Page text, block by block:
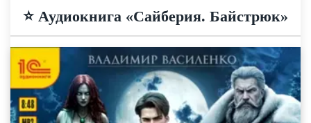
⭐ Аудиокнига «Сайберия. Байстрюк»